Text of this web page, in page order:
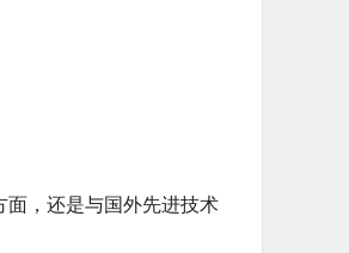
，还是与国外先进技术